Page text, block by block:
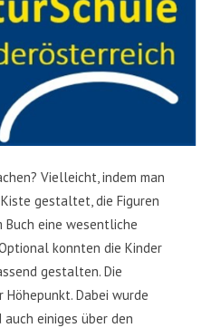
Vielleicht, indem man
gestaltet, die Figuren
Buch eine wesentliche
konnten die Kinder
gestalten. Die
Dabei wurde
einiges über den